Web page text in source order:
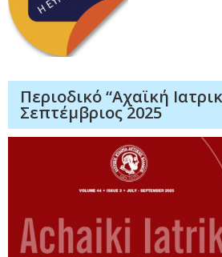
Περιοδικό “Αχαϊκή
Σεπτέμβριος 2025